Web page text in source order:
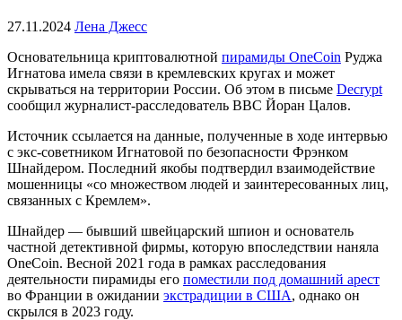
27.11.2024 Лена Джесс
Основательница криптовалютной пирамиды OneCoin Руджа
Игнатова имела связи в кремлевских кругах и может
скрываться на территории России. Об этом в письме Decrypt
сообщил журналист-расследователь BBС Йоран Цалов.
Источник ссылается на данные, полученные в ходе интервью
с экс-советником Игнатовой по безопасности Фрэнком
Шнайдером. Последний якобы подтвердил взаимодействие
мошенницы «со множеством людей и заинтересованных лиц,
связанных с Кремлем».
Шнайдер — бывший швейцарский шпион и основатель
частной детективной фирмы, которую впоследствии наняла
OneCoin. Весной 2021 года в рамках расследования
деятельности пирамиды его поместили под домашний арест
во Франции в ожидании экстрадиции в США, однако он
скрылся в 2023 году.